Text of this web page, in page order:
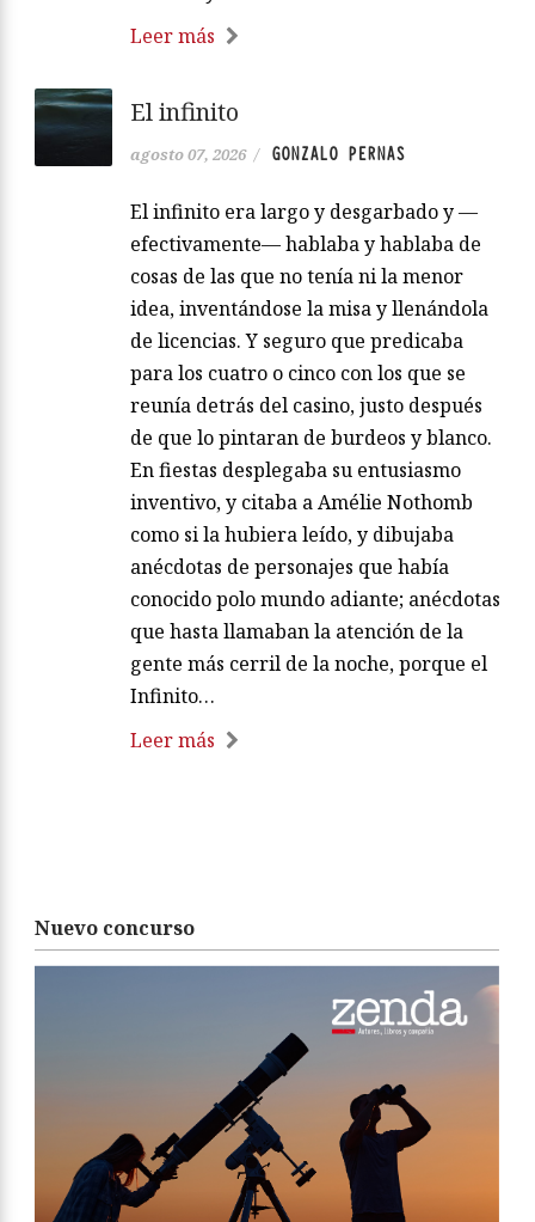
Leer más
El infinito
agosto 07, 2026 / GONZALO PERNAS
El infinito era largo y desgarbado y —
efectivamente— hablaba y hablaba de
cosas de las que no tenía ni la menor
idea, inventándose la misa y llenándola
de licencias. Y seguro que predicaba
para los cuatro o cinco con los que se
reunía detrás del casino, justo después
de que lo pintaran de burdeos y blanco.
En fiestas desplegaba su entusiasmo
inventivo, y citaba a Amélie Nothomb
como si la hubiera leído, y dibujaba
anécdotas de personajes que había
conocido polo mundo adiante; anécdotas
que hasta llamaban la atención de la
gente más cerril de la noche, porque el
Infinito…
Leer más
Nuevo concurso